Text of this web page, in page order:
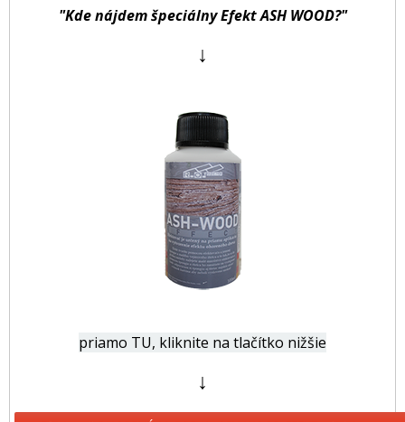
"Kde nájdem špeciálny Efekt ASH WOOD?"
↓
priamo TU, kliknite na tlačítko nižšie
↓